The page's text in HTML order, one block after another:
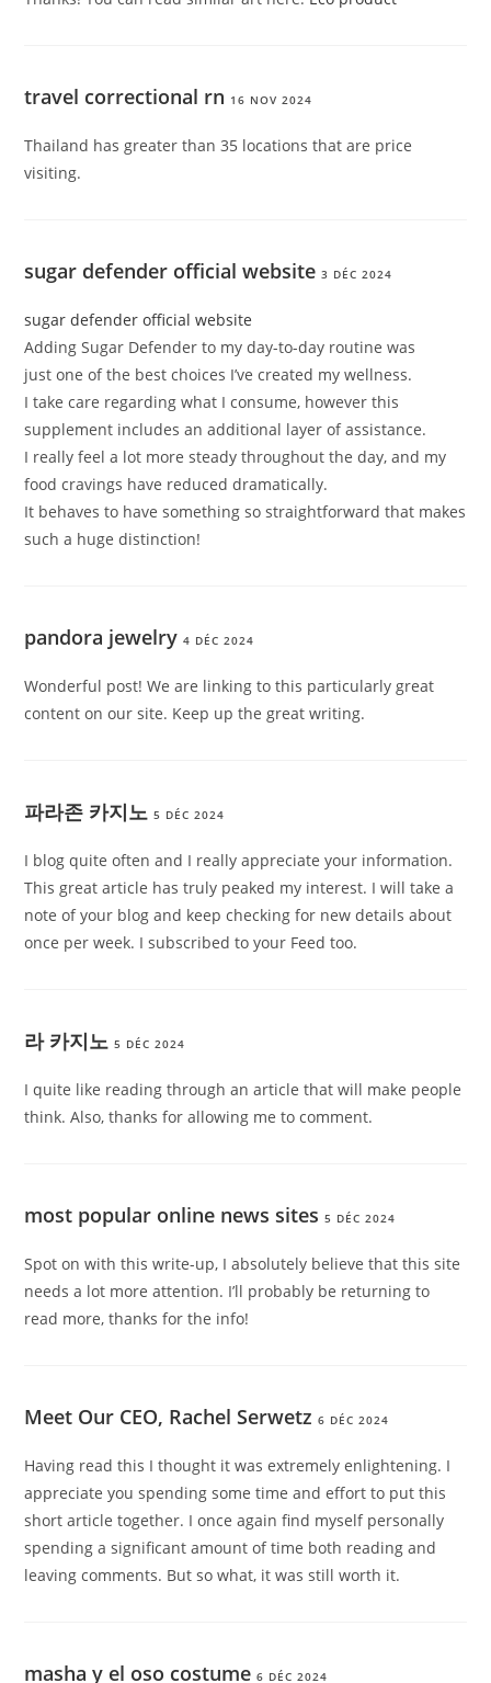
travel correctional rn 16 NOV 2024
Thailand has greater than 35 locations that are price
visiting.
sugar defender official website 3 DÉC 2024
sugar defender official website
Adding Sugar Defender to my day-to-day routine was
just one of the best choices I’ve created my wellness.
I take care regarding what I consume, however this
supplement includes an additional layer of assistance.
I really feel a lot more steady throughout the day, and my
food cravings have reduced dramatically.
It behaves to have something so straightforward that makes
such a huge distinction!
pandora jewelry 4 DÉC 2024
Wonderful post! We are linking to this particularly great
content on our site. Keep up the great writing.
파라존 카지노 5 DÉC 2024
I blog quite often and I really appreciate your information.
This great article has truly peaked my interest. I will take a
note of your blog and keep checking for new details about
once per week. I subscribed to your Feed too.
라 카지노 5 DÉC 2024
I quite like reading through an article that will make people
think. Also, thanks for allowing me to comment.
most popular online news sites 5 DÉC 2024
Spot on with this write-up, I absolutely believe that this site
needs a lot more attention. I’ll probably be returning to
read more, thanks for the info!
Meet Our CEO, Rachel Serwetz 6 DÉC 2024
Having read this I thought it was extremely enlightening. I
appreciate you spending some time and effort to put this
short article together. I once again find myself personally
spending a significant amount of time both reading and
leaving comments. But so what, it was still worth it.
masha y el oso costume 6 DÉC 2024